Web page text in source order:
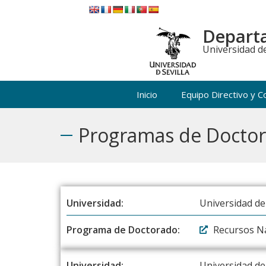
Universidad
Inicio Equipo Directivo y
Programas de
Universidad: Universidad
Programa de Doctorado: Recursos